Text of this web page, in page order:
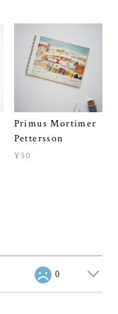
Primus Mortimer
Pettersson
¥50
0